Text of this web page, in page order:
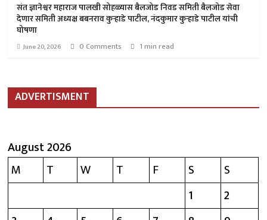
संत ज्ञानेश्वर महाराज पालखी सोहळ्यास बैलजोड निवड समिती बैलजोड सेवा
देणार समिती अध्यक्ष बबनराव कुऱ्हाडे पाटील, नंदकुमार कुऱ्हाडे पाटील यांची
घोषणा
June 20, 2026 0 Comments 1 min read
ADVERTISMENT
August 2026
M
T W T F S
S
1
2